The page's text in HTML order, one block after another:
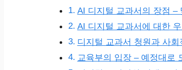
AI 디지털 교과서의 장점 –
AI 디지털 교과서에 대한
디지털 교과서 청원과 사회
교육부의 입장 – 예정대로